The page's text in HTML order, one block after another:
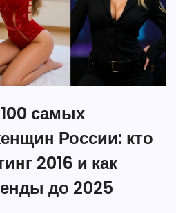
самых
России: кто
2016 и как
до 2025